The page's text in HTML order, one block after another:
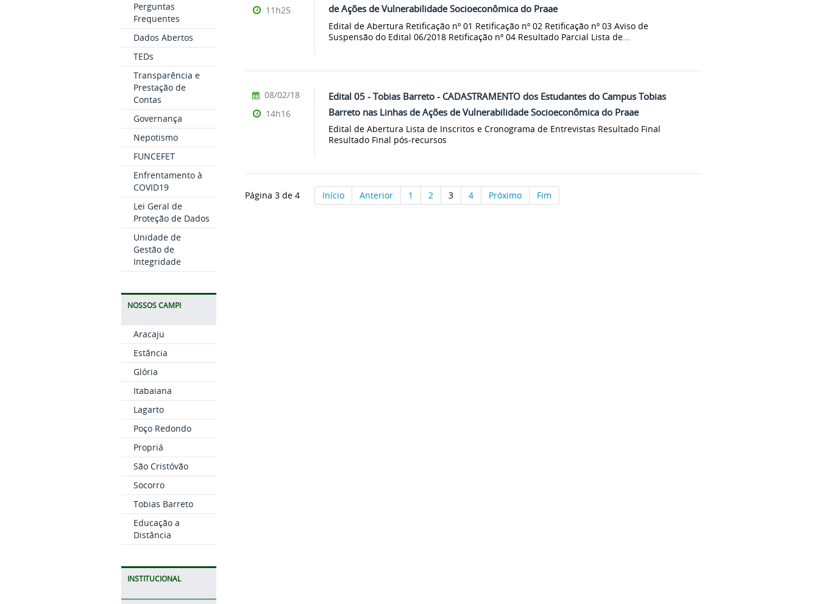
Perguntas
Frequentes
Dados Abertos
TEDs
Transparência e
Prestação de
Contas
Governança
Nepotismo
FUNCEFET
Enfrentamento à
COVID19
Lei Geral de
Proteção de Dados
Unidade de
Gestão de
Integridade
NOSSOS CAMPI
Aracaju
Estância
Glória
Itabaiana
Lagarto
Poço Redondo
Propriá
São Cristóvão
Socorro
Tobias Barreto
Educação a
Distância
INSTITUCIONAL
de Ações de Vulnerabilidade Socioeconômica do Praae
Edital de Abertura Retificação nº 01 Retificação nº 02 Retificação nº 03 Aviso de
Suspensão do Edital 06/2018 Retificação nº 04 Resultado Parcial Lista de...
11h25
Edital 05 - Tobias Barreto - CADASTRAMENTO dos Estudantes do Campus Tobias
Barreto nas Linhas de Ações de Vulnerabilidade Socioeconômica do Praae
Edital de Abertura Lista de Inscritos e Cronograma de Entrevistas Resultado Final
Resultado Final pós-recursos
08/02/18
14h16
Página 3 de 4 Início Anterior 1 2 3 4 Próximo Fim